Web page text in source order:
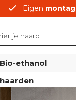
Eigen
Bio-ethanol
haarden